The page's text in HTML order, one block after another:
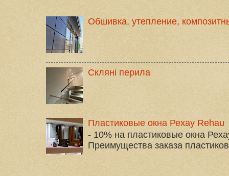
Обшивка, утепление,
Скляні перила
Пластиковые окна Рехау Rehau
- 10% на пластиковые окна
Преимущества заказа